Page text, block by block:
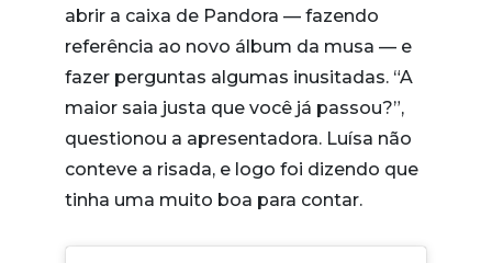
abrir a caixa de Pandora — fazendo
referência ao novo álbum da musa — e
fazer perguntas algumas inusitadas. “A
maior saia justa que você já passou?”,
questionou a apresentadora. Luísa não
conteve a risada, e logo foi dizendo que
tinha uma muito boa para contar.